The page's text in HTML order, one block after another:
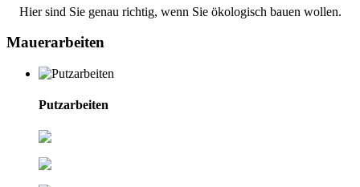
Hier sind Sie genau richtig, wenn Sie ökologisch bauen wollen.
Mauerarbeiten
Putzarbeiten